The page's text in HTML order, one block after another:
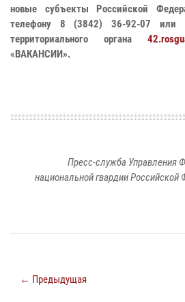
новые субъекты Российской
телефону 8 (3842) 36-92-07 или
территориального органа
«ВАКАНСИИ».
Пресс-служба Управления
национальной гвардии
← Предыдущая